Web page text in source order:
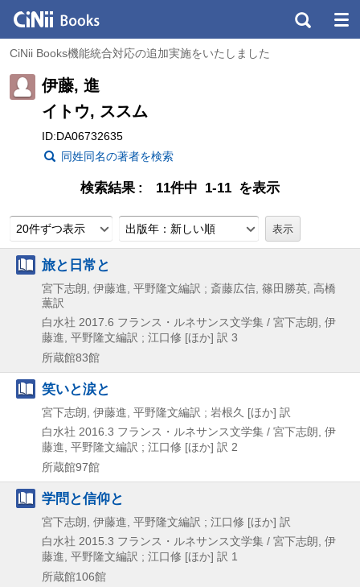
CiNii Books機能統合対応の追加実施をいたしました
伊藤, 進
イトウ, ススム
ID:DA06732635
同姓同名の著者を検索
検索結果 11件中 1-11 を表示
20件ずつ表示 出版年：新しい順
旅と日常と
宮下志朗, 伊藤進, 平野隆文編訳 ; 斎藤広信, 篠田勝英, 高橋
薫訳
白水社 2017.6 フランス・ルネサンス文学集 / 宮下志朗, 伊
藤進, 平野隆文編訳 ; 江口修 [ほか] 訳 3
所蔵館83館
笑いと涙と
宮下志朗, 伊藤進, 平野隆文編訳 ; 岩根久 [ほか] 訳
白水社 2016.3 フランス・ルネサンス文学集 / 宮下志朗, 伊
藤進, 平野隆文編訳 ; 江口修 [ほか] 訳 2
所蔵館97館
学問と信仰と
宮下志朗, 伊藤進, 平野隆文編訳 ; 江口修 [ほか] 訳
白水社 2015.3 フランス・ルネサンス文学集 / 宮下志朗, 伊
藤進, 平野隆文編訳 ; 江口修 [ほか] 訳 1
所蔵館106館